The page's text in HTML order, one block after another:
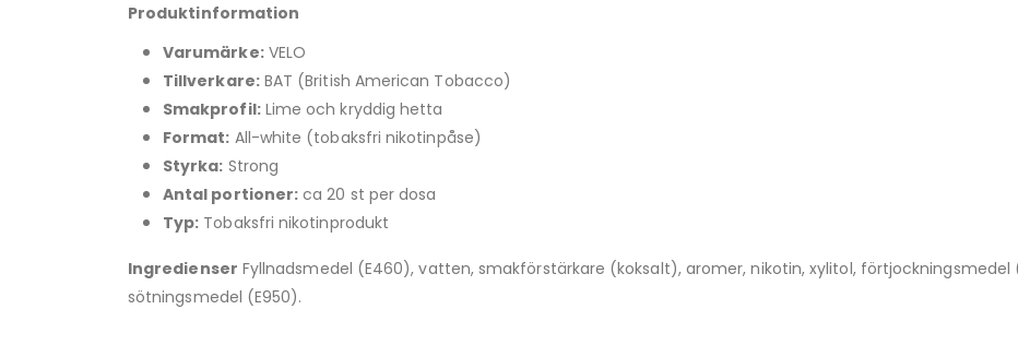
Produktinformation
Varumärke:VELO
Tillverkare:BAT (British American Tobacco)
Smakprofil:Lime och kryddig hetta
Format: All-white (tobaksfri nikotinpåse)
Styrka: Strong
Antal portioner: ca 20 st per dosa
Typ: Tobaksfri nikotinprodukt
Ingredienser Fyllnadsmedel (E460), vatten, smakförstärkare (koksalt), aromer, nikotin, xylitol, förtjockningsmedel
sötningsmedel (E950).